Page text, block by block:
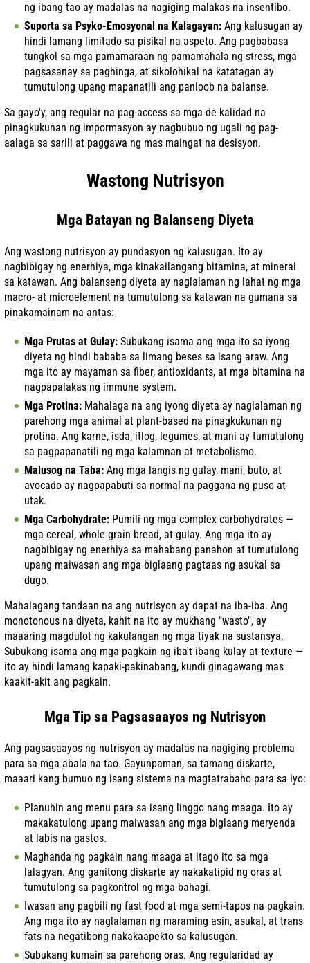
ng ibang tao ay madalas na nagiging malakas na insentibo.
Suporta sa Psyko-Emosyonal na Kalagayan: Ang kalusugan ay
hindi lamang limitado sa pisikal na aspeto. Ang pagbabasa
tungkol sa mga pamamaraan ng pamamahala ng stress, mga
pagsasanay sa paghinga, at sikolohikal na katatagan ay
tumutulong upang mapanatili ang panloob na balanse.
Sa gayo'y, ang regular na pag-access sa mga de-kalidad na
pinagkukunan ng impormasyon ay nagbubuo ng ugali ng pag-
aalaga sa sarili at paggawa ng mas maingat na desisyon.
Wastong Nutrisyon
Mga Batayan ng Balanseng Diyeta
Ang wastong nutrisyon ay pundasyon ng kalusugan. Ito ay
nagbibigay ng enerhiya, mga kinakailangang bitamina, at mineral
sa katawan. Ang balanseng diyeta ay naglalaman ng lahat ng mga
macro- at microelement na tumutulong sa katawan na gumana sa
pinakamainam na antas:
Mga Prutas at Gulay: Subukang isama ang mga ito sa iyong
diyeta ng hindi bababa sa limang beses sa isang araw. Ang
mga ito ay mayaman sa fiber, antioxidants, at mga bitamina na
nagpapalakas ng immune system.
Mga Protina: Mahalaga na ang iyong diyeta ay naglalaman ng
parehong mga animal at plant-based na pinagkukunan ng
protina. Ang karne, isda, itlog, legumes, at mani ay tumutulong
sa pagpapanatili ng mga kalamnan at metabolismo.
Malusog na Taba: Ang mga langis ng gulay, mani, buto, at
avocado ay nagpapabuti sa normal na paggana ng puso at
utak.
Mga Carbohydrate: Pumili ng mga complex carbohydrates —
mga cereal, whole grain bread, at gulay. Ang mga ito ay
nagbibigay ng enerhiya sa mahabang panahon at tumutulong
upang maiwasan ang mga biglaang pagtaas ng asukal sa
dugo.
Mahalagang tandaan na ang nutrisyon ay dapat na iba-iba. Ang
monotonous na diyeta, kahit na ito ay mukhang "wasto", ay
maaaring magdulot ng kakulangan ng mga tiyak na sustansya.
Subukang isama ang mga pagkain ng iba't ibang kulay at texture —
ito ay hindi lamang kapaki-pakinabang, kundi ginagawang mas
kaakit-akit ang pagkain.
Mga Tip sa Pagsasaayos ng Nutrisyon
Ang pagsasaayos ng nutrisyon ay madalas na nagiging problema
para sa mga abala na tao. Gayunpaman, sa tamang diskarte,
maaari kang bumuo ng isang sistema na magtatrabaho para sa iyo:
Planuhin ang menu para sa isang linggo nang maaga. Ito ay
makakatulong upang maiwasan ang mga biglaang meryenda
at labis na gastos.
Maghanda ng pagkain nang maaga at itago ito sa mga
lalagyan. Ang ganitong diskarte ay nakakatipid ng oras at
tumutulong sa pagkontrol ng mga bahagi.
Iwasan ang pagbili ng fast food at mga semi-tapos na pagkain.
Ang mga ito ay naglalaman ng maraming asin, asukal, at trans
fats na negatibong nakakaapekto sa kalusugan.
Subukang kumain sa parehong oras. Ang regularidad ay